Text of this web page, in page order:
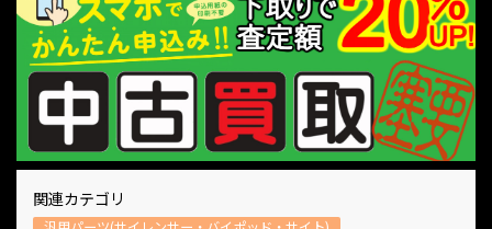
関連カテゴリ